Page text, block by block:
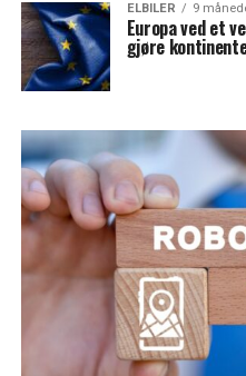
ELBILER 9
Europa ved et
gjøre